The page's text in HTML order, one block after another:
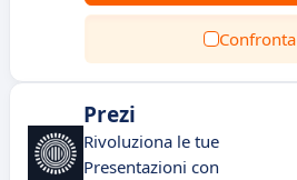
Confronta
Prezi
Rivoluziona le tue
Presentazioni con